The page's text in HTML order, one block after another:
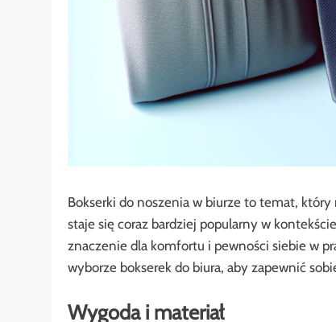
Bokserki do noszenia w biurze to temat,
staje się coraz bardziej popularny w
znaczenie dla komfortu i pewności siebie w
wyborze bokserek do biura, aby zapewnić
Wygoda i materiał